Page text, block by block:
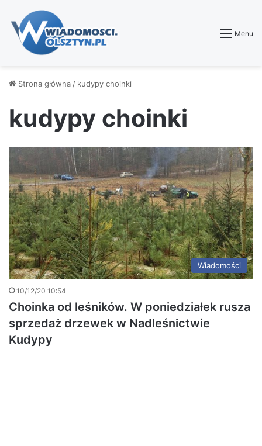
Menu
Strona główna / kudypy choinki
kudypy choinki
Wiadomości
10/12/20 10:54
Choinka od leśników. W poniedziałek rusza
sprzedaż drzewek w Nadleśnictwie
Kudypy